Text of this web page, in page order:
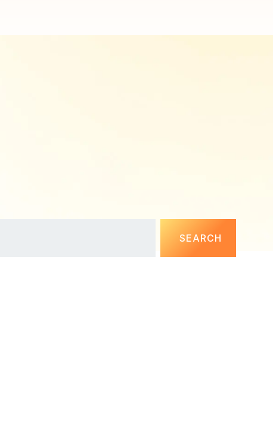
SEARCH